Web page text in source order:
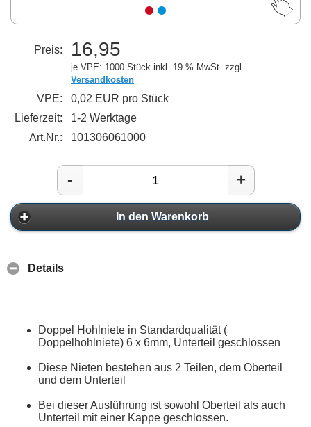
Preis: 16,95
je VPE: 1000 Stück inkl. 19 % MwSt. zzgl.
Versandkosten
VPE:
0,02 EUR pro Stück
Lieferzeit:
1-2 Werktage
Art.Nr.:
101306061000
- +
In den Warenkorb
Details
Doppel Hohlniete in Standardqualität (
Doppelhohlniete) 6 x 6mm, Unterteil geschlossen
Diese Nieten bestehen aus 2 Teilen, dem Oberteil
und dem Unterteil
Bei dieser Ausführung ist sowohl Oberteil als auch
Unterteil mit einer Kappe geschlossen.